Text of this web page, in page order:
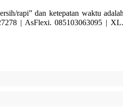
rapi” dan ketepatan waktu
| AsFlexi. 085103063095 |